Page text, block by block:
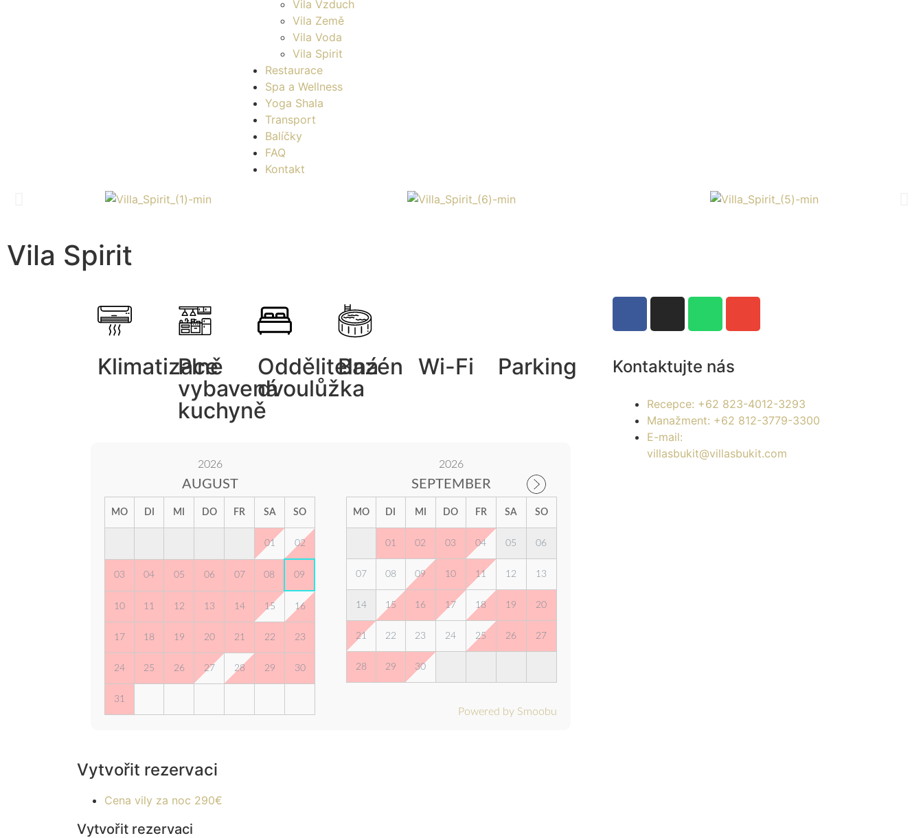
Vila Vzduch
Vila Země
Vila Voda
Vila Spirit
Restaurace
Spa a Wellness
Yoga Shala
Transport
Balíčky
FAQ
Kontakt
Vila Spirit
Klimatizace
Plně
vybavená
kuchyně
Oddělitelná
dvoulůžka
Bazén Wi-Fi Parking
2026
AUGUST
MO DI MI DO FR SA SO
01 02
03 04 05 06 07 08 09
10 11 12 13 14 15 16
17 18 19 20 21 22 23
24 25 26 27 28 29 30
31
2026
SEPTEMBER
MO DI MI DO FR SA SO
01 02 03 04 05 06
07 08 09 10 11 12 13
14 15 16 17 18 19 20
21 22 23 24 25 26 27
28 29 30
Powered by Smoobu
Kontaktujte nás
Recepce: +62 823-4012-3293
Manažment: +62 812-3779-3300
E-mail:
villasbukit@villasbukit.com
Vytvořit rezervaci​
Cena vily za noc 290€
Vytvořit rezervaci